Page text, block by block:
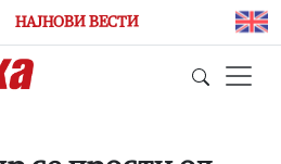
НАЈНОВИ ВЕСТИ